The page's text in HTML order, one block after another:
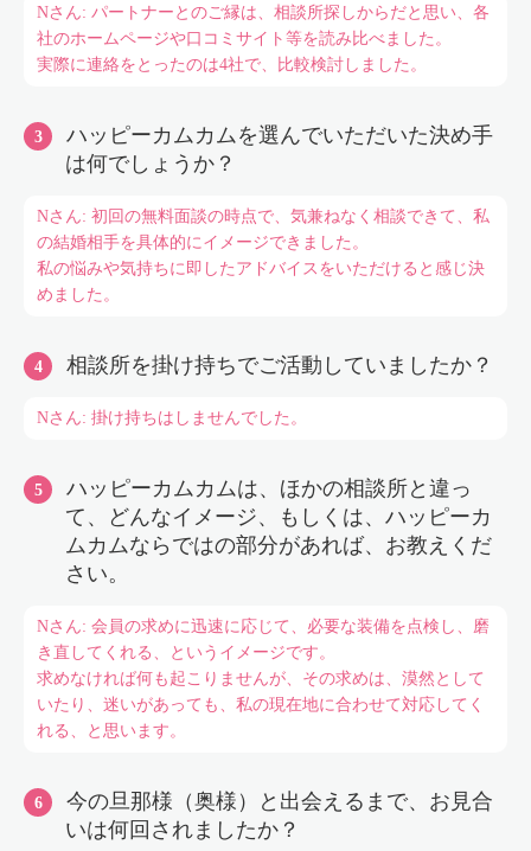
Nさん: パートナーとのご縁は、相談所探しからだと思い、各
社のホームページや口コミサイト等を読み比べました。
実際に連絡をとったのは4社で、比較検討しました。
ハッピーカムカムを選んでいただいた決め手
は何でしょうか？
Nさん: 初回の無料面談の時点で、気兼ねなく相談できて、私
の結婚相手を具体的にイメージできました。
私の悩みや気持ちに即したアドバイスをいただけると感じ決
めました。
相談所を掛け持ちでご活動していましたか？
Nさん: 掛け持ちはしませんでした。
ハッピーカムカムは、ほかの相談所と違っ
て、どんなイメージ、もしくは、ハッピーカ
ムカムならではの部分があれば、お教えくだ
さい。
Nさん: 会員の求めに迅速に応じて、必要な装備を点検し、磨
き直してくれる、というイメージです。
求めなければ何も起こりませんが、その求めは、漠然として
いたり、迷いがあっても、私の現在地に合わせて対応してく
れる、と思います。
今の旦那様（奥様）と出会えるまで、お見合
いは何回されましたか？